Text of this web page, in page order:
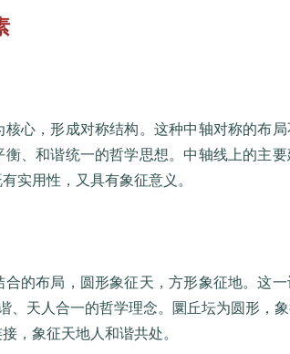
心，形成对称结构。这种中轴对称的布
、和谐统一的哲学思想。中轴线上的主
实用性，又具有象征意义。
的布局，圆形象征天，方形象征地。这一
、天人合一的哲学理念。圜丘坛为圆形，
，象征天地人和谐共处。